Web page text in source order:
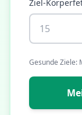
Ziel-
Gesunde Ziele: